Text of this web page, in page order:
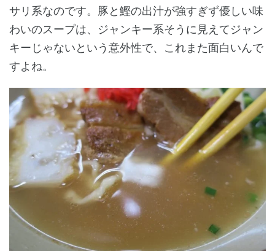
サリ系なのです。豚と鰹の出汁が強すぎず優しい味
わいのスープは、ジャンキー系そうに見えてジャン
キーじゃないという意外性で、これまた面白いんで
すよね。